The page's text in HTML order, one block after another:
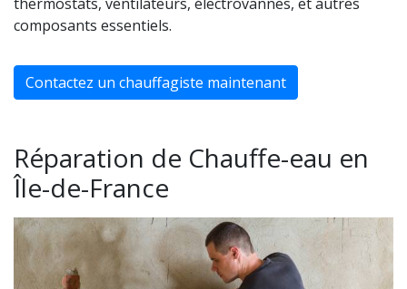
thermostats, ventilateurs, électrovannes, et autres
composants essentiels.
Contactez un chauffagiste maintenant
Réparation de Chauffe-eau en
Île-de-France